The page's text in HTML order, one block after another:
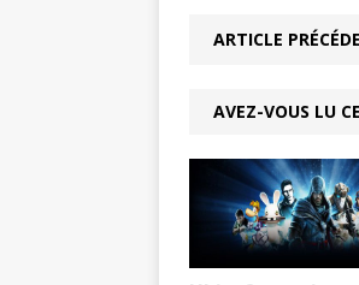
ARTICLE
AVEZ-VOUS LU